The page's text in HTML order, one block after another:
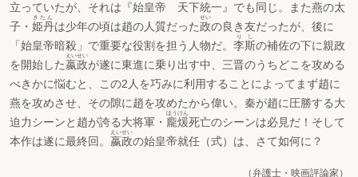
立っていたが、それは『始皇帝 天下統一』でも同じ。また燕の太
子・ 姫丹
きたん
は少年の頃は趙の人質だった政
せい
の良き友だったが、後に
「始皇帝暗殺」で重要な役割を担う人物だ。 李斯
りし
の補佐の下に親政
を開始した嬴政
えいせい
が遂に東進に乗り出す中、三晋のうちどこを攻める
べきかに悩むと、この2人を巧みに利用することによってまず趙に
燕を攻めさせ、その隙に趙を攻めたから偉い。秦が趙に圧勝する大
迫力シーンと趙が誇る大将軍・ 龐煖
ほうけん
死亡のシーンは必見だ！そして
本作は遂に最終回。 嬴政
えいせい
の始皇帝就任（式）は、さて如何に？
（弁護士・映画評論家）